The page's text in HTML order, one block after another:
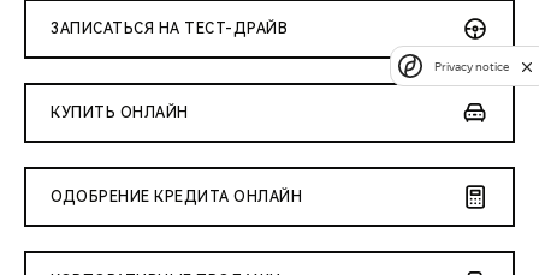
ЗАПИСАТЬСЯ НА ТЕСТ-ДРАЙВ
КУПИТЬ ОНЛАЙН
ОДОБРЕНИЕ КРЕДИТА ОНЛАЙН
Privacy notice